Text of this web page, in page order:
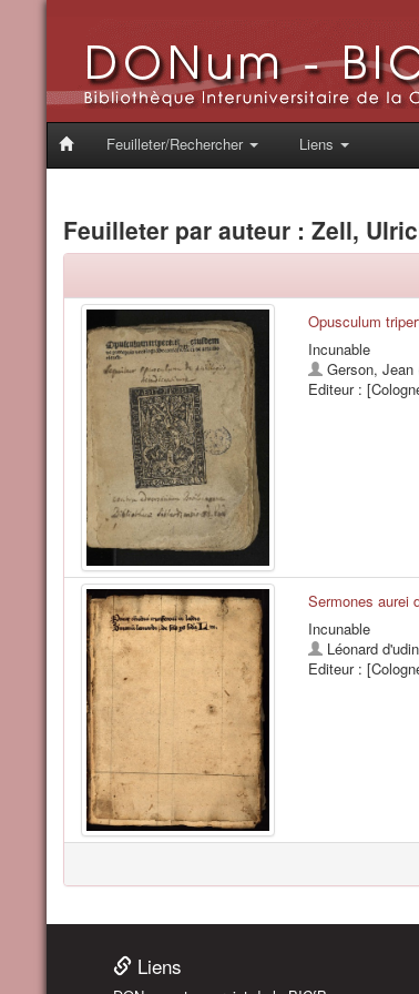
Feuilleter/Rechercher Liens
Feuilleter par auteur : Zell,
Opusculum
Incunable
Gerson, Jean
Editeur :
Sermones aurei
Incunable
Léonard
Editeur :
Liens